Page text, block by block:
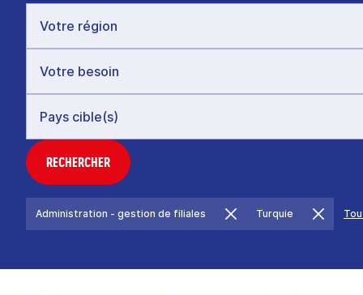
RECHERCHER
Administration - gestion de filiales Turquie